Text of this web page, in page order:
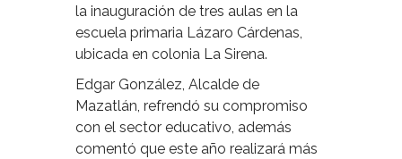
la inauguración de tres aulas en la
escuela primaria Lázaro Cárdenas,
ubicada en colonia La Sirena.
Edgar González, Alcalde de
Mazatlán, refrendó su compromiso
con el sector educativo, además
comentó que este año realizará más